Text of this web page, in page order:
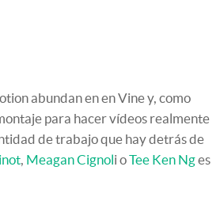
abundan en en Vine y, como
para hacer vídeos realmente
de trabajo que hay detrás de
Meagan Cignoli oTee Ken Nges